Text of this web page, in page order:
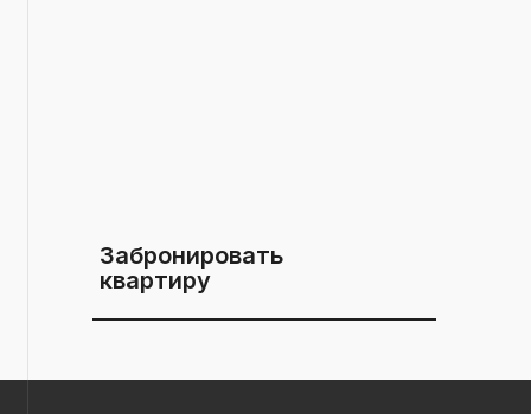
Забронировать
квартиру